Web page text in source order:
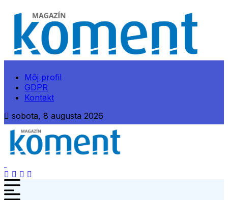
Môj profil
GDPR
Kontakt
sobota, 8 augusta 2026